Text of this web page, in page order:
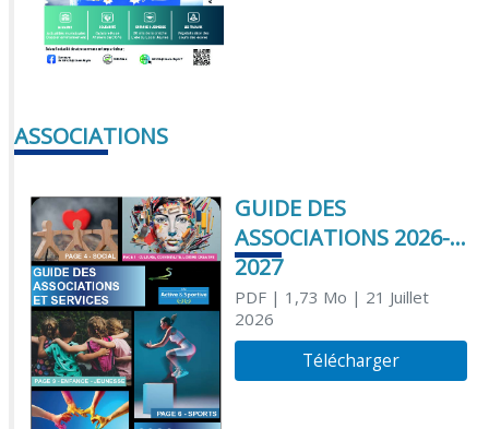
ASSOCIATIONS
GUIDE DES
ASSOCIATIONS 2026-
2027
PDF| 1,73 Mo | 21 Juillet
2026
Télécharger